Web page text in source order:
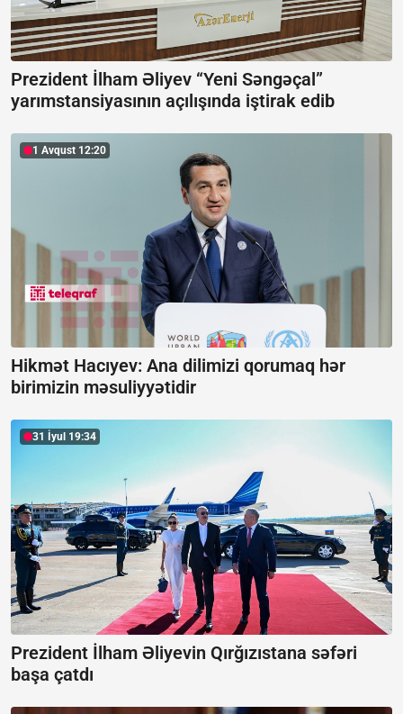
Prezident İlham Əliyev “Yeni Səngəçal”
yarımstansiyasının açılışında iştirak edib
1 Avqust 12:20
Hikmət Hacıyev: Ana dilimizi qorumaq hər
birimizin məsuliyyətidir
31 İyul 19:34
Prezident İlham Əliyevin Qırğızıstana səfəri
başa çatdı